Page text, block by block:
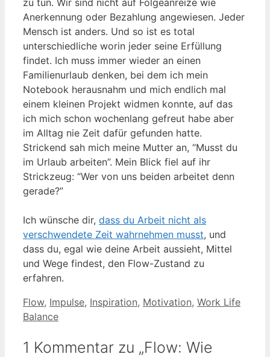
zu tun. Wir sind nicht auf Folgeanreize wie
Anerkennung oder Bezahlung angewiesen. Jeder
Mensch ist anders. Und so ist es total
unterschiedliche worin jeder seine Erfüllung
findet. Ich muss immer wieder an einen
Familienurlaub denken, bei dem ich mein
Notebook herausnahm und mich endlich mal
einem kleinen Projekt widmen konnte, auf das
ich mich schon wochenlang gefreut habe aber
im Alltag nie Zeit dafür gefunden hatte.
Strickend sah mich meine Mutter an, “Musst du
im Urlaub arbeiten”. Mein Blick fiel auf ihr
Strickzeug: “Wer von uns beiden arbeitet denn
gerade?”
Ich wünsche dir, dass du Arbeit nicht als
verschwendete Zeit wahrnehmen musst, und
dass du, egal wie deine Arbeit aussieht, Mittel
und Wege findest, den Flow-Zustand zu
erfahren.
Schlagwörter
Flow, Impulse, Inspiration, Motivation, Work Life
Balance
1 Kommentar zu „Flow: Wie